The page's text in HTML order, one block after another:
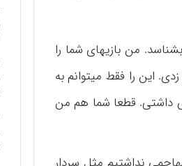
من بازیهای شما را
این را فقط میتوانم به
داشتی. قطعا شما هم من